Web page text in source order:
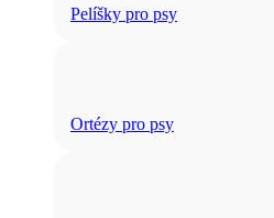
Pelíšky pro psy
Ortézy pro psy